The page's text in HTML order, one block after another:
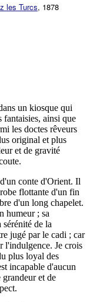
les Turcs, 1878
un kiosque qui
fantaisies, ainsi que
les doctes rêveurs
original et plus
et de gravité
conte d'Orient. Il
flottante d'un fin
d'un long chapelet.
humeur ; sa
de la
jugé par le cadi ; car
l'indulgence. Je crois
plus loyal des
incapable d'aucun
et de